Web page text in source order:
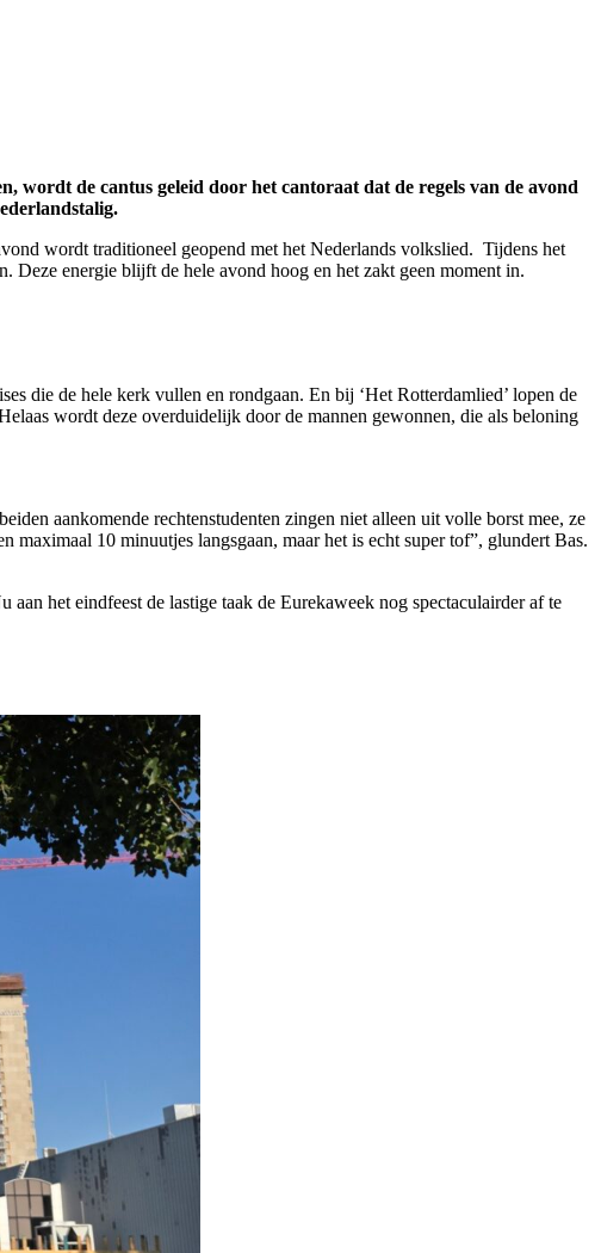
wordt de cantus geleid door het cantoraat dat de regels van de avond
wordt traditioneel geopend met het Nederlands volkslied. Tijdens het
Deze energie blijft de hele avond hoog en het zakt geen moment in.
die de hele kerk vullen en rondgaan. En bij ‘Het Rotterdamlied’ lopen de
wordt deze overduidelijk door de mannen gewonnen, die als beloning
aankomende rechtenstudenten zingen niet alleen uit volle borst mee, ze
10 minuutjes langsgaan, maar het is echt super tof”, glundert Bas.
het eindfeest de lastige taak de Eurekaweek nog spectaculairder af te